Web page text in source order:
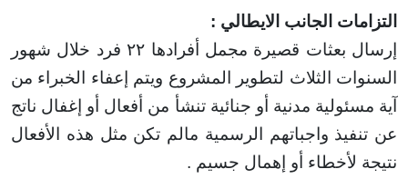
الجانب الايطالي:
بعثات قصيرة مجمل أفرادها۲۲فرد خلال شهور
الثلاث لتطوير المشروع ويتم إعفاء الخبراء من
مدنية أو جنائية تنشأ من أفعال أو إغفال ناتج
واجباتهم الرسمية مالم تكن مثل هذه الأفعال
لأخطاء أو إهمال جسيم .